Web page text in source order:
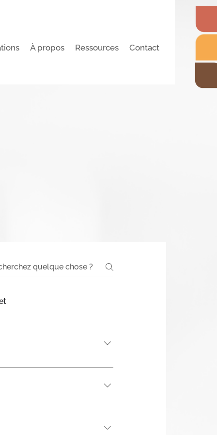
À propos Ressources Contact
dans tous les aspects de
à votre entreprise, telles que